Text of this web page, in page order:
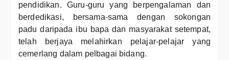
pendidikan. Guru-guru yang berpengalaman dan
berdedikasi, bersama-sama dengan sokongan
padu daripada ibu bapa dan masyarakat setempat,
telah berjaya melahirkan pelajar-pelajar yang
cemerlang dalam pelbagai bidang.